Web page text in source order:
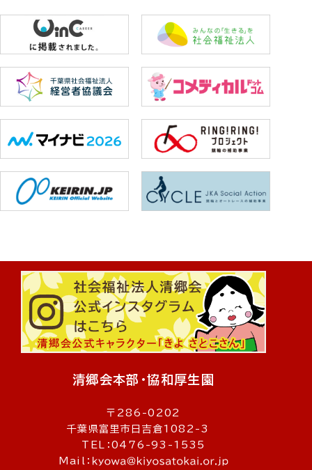
清郷会本部・協和厚生園
〒286-0202
千葉県富里市日吉倉1082-3
TEL：0476-93-1535
Mail：